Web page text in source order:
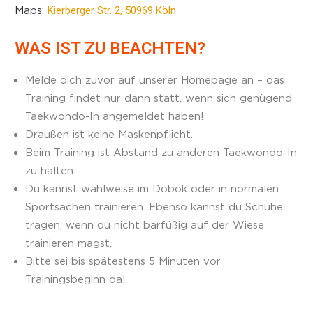
Maps:Kierberger Str. 2, 50969 Köln
WAS IST ZU BEACHTEN?
Melde dich zuvor auf unserer Homepage an – das
Training findet nur dann statt, wenn sich genügend
Taekwondo-In angemeldet haben!
Draußen ist keine Maskenpflicht.
Beim Training ist Abstand zu anderen Taekwondo-In
zu halten.
Du kannst wahlweise im Dobok oder in normalen
Sportsachen trainieren. Ebenso kannst du Schuhe
tragen, wenn du nicht barfüßig auf der Wiese
trainieren magst.
Bitte sei bis spätestens 5 Minuten vor
Trainingsbeginn da!